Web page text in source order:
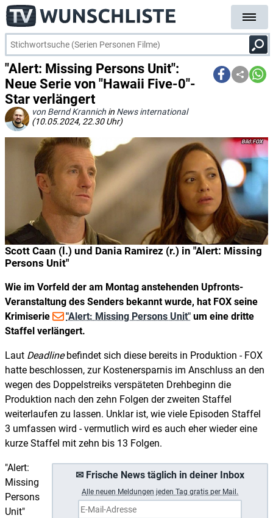
"Alert: Missing Persons Unit":
Neue Serie von "Hawaii Five-0"-
Star verlängert
von Bernd Krannich in News international
(10.05.2024, 22.30 Uhr)
Scott Caan (l.) und Dania Ramirez (r.) in "Alert: Missing
Persons Unit"
FOX
Wie im Vorfeld der am Montag anstehenden Upfronts-
Veranstaltung des Senders bekannt wurde, hat FOX seine
Krimiserie
"Alert: Missing Persons Unit" um eine dritte
Staffel verlängert.
Laut Deadlinebefindet sich diese bereits in Produktion - FOX
hatte beschlossen, zur Kostenersparnis im Anschluss an den
wegen des Doppelstreiks verspäteten Drehbeginn die
Produktion nach den zehn Folgen der zweiten Staffel
weiterlaufen zu lassen. Unklar ist, wie viele Episoden Staffel
3 umfassen wird - vermutlich wird es auch eher wieder eine
kurze Staffel mit zehn bis 13 Folgen.
✉ Frische News täglich in deiner Inbox
Alle neuen Meldungen jeden Tag gratis per Mail.
"Alert:
Missing
Persons
Unit"